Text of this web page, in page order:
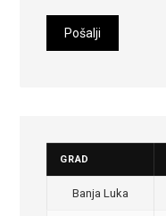
GRAD
Banja Luka